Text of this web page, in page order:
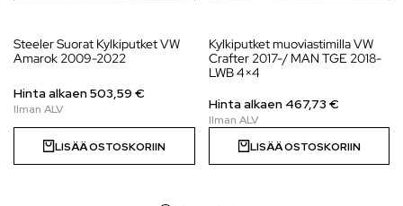
Steeler Suorat Kylkiputket VW
Amarok 2009-2022
Hinta alkaen503,59 €
LISÄÄ OSTOSKORIIN
Kylkiputket muoviastimilla VW
Crafter 2017-/ MAN TGE 2018-
LWB 4×4
Hinta alkaen 467,73 €
LISÄÄ OSTOSKORIIN